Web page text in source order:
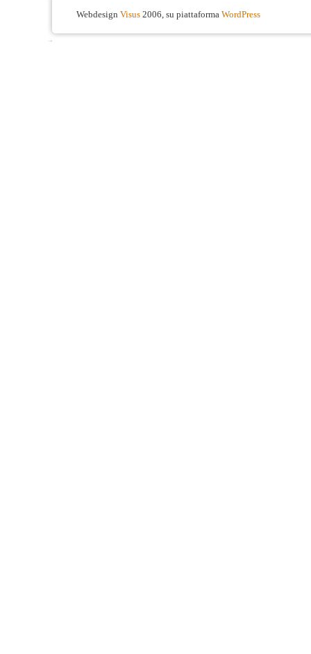
Webdesign Visus 2006, su piattaforma WordPress